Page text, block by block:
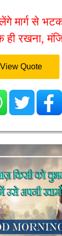
मार्ग से
ही रखना,
View Quote